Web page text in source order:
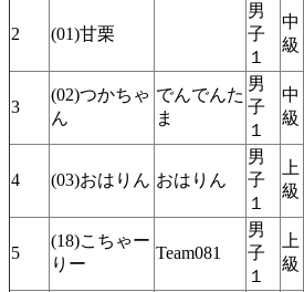
2 (01)甘栗
男
子
１
中
級
3
(02)つかちゃ
ん
でんでんた
ま
男
子
１
中
級
4 (03)おはりん おはりん
男
子
１
上
級
5
(18)こちゃー
りー
Team081
男
子
１
上
級